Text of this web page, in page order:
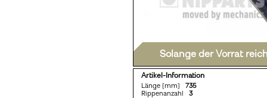
Solange der Vorrat
Artikel-Information
Länge [mm] 735
Rippenanzahl 3